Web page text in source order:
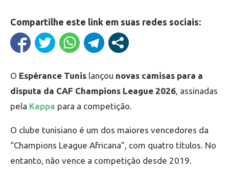
Compartilhe este link em suas redes sociais:
O Espérance Tunis lançou novas camisas para a
disputa da CAF Champions League 2026, assinadas
pela Kappa para a competição.
O clube tunisiano é um dos maiores vencedores da
“Champions League Africana”, com quatro títulos. No
entanto, não vence a competição desde 2019.